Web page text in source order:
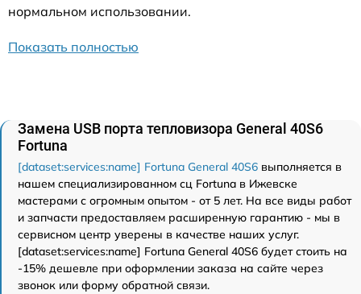
нормальном использовании.
Показать полностью
Замена USB порта тепловизора General 40S6
Fortuna
[dataset:services:name] Fortuna General 40S6 выполняется в
нашем специализированном сц Fortuna в Ижевске
мастерами с огромным опытом - от 5 лет. На все виды работ
и запчасти предоставляем расширенную гарантию - мы в
сервисном центр уверены в качестве наших услуг.
[dataset:services:name] Fortuna General 40S6 будет стоить на
-15% дешевле при оформлении заказа на сайте через
звонок или форму обратной связи.